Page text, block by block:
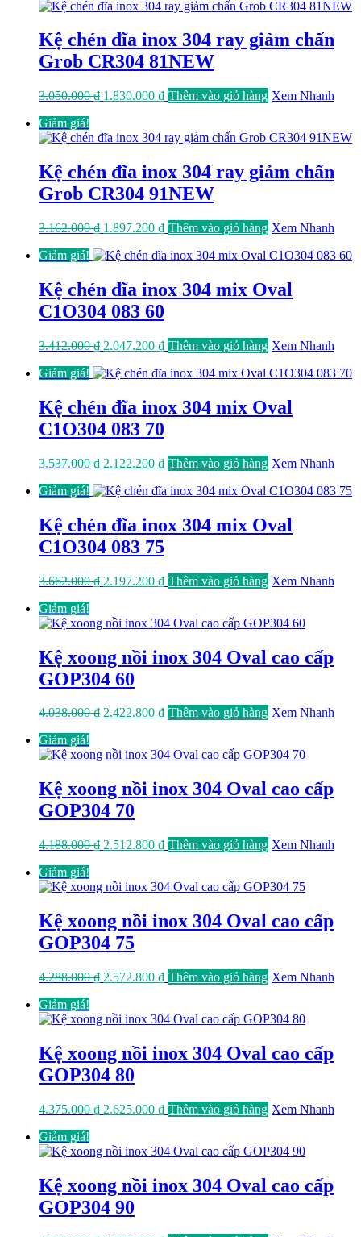
3.012.000 ₫.là:
Kệ chén đĩa inox 304 ray giảm chấn
Grob CR304 81NEW
3.050.000₫ Giá
3.050.000 ₫.
1.830.000 ₫Giá
là:
Thêm vào giỏ hàng Xem Nhanh
Giảm giá!
Kệ chén đĩa inox 304 ray giảm chấn
Grob CR304 91NEW
3.162.000₫ Giá
là:
1.897.200 ₫Giá
tại
1.897.200 ₫.
Thêm vào giỏ hàng Xem Nhanh
Giảm giá!
Kệ chén đĩa inox 304 mix Oval
C1O304 083 60
3.412.000₫ Giá
là:
2.047.200 ₫Giá
tại
2.047.200 ₫.
Thêm vào giỏ hàng Xem Nhanh
Giảm giá!
Kệ chén đĩa inox 304 mix Oval
C1O304 083 70
3.537.000₫ Giá
là:
2.122.200 ₫Giá
tại
2.122.200 ₫.
Thêm vào giỏ hàng Xem Nhanh
Giảm giá!
Kệ chén đĩa inox 304 mix Oval
C1O304 083 75
3.662.000₫ Giá
3.662.000 ₫.
2.197.200 ₫Giá
là:
Thêm vào giỏ hàng Xem Nhanh
Giảm giá!
Kệ xoong nồi inox 304 Oval cao cấp
GOP304 60
4.038.000₫ Giá
4.038.000 ₫.
2.422.800 ₫Giá
là:
Thêm vào giỏ hàng Xem Nhanh
Giảm giá!
Kệ xoong nồi inox 304 Oval cao cấp
GOP304 70
4.188.000₫ Giá
4.188.000 ₫.
2.512.800 ₫Giá
là:
Thêm vào giỏ hàng Xem Nhanh
Giảm giá!
Kệ xoong nồi inox 304 Oval cao cấp
GOP304 75
4.288.000₫ Giá
4.288.000 ₫.
2.572.800 ₫Giá
là:
Thêm vào giỏ hàng Xem Nhanh
Giảm giá!
Kệ xoong nồi inox 304 Oval cao cấp
GOP304 80
4.375.000₫ Giá
4.375.000 ₫.
2.625.000 ₫Giá
là:
Thêm vào giỏ hàng Xem Nhanh
Giảm giá!
Kệ xoong nồi inox 304 Oval cao cấp
GOP304 90